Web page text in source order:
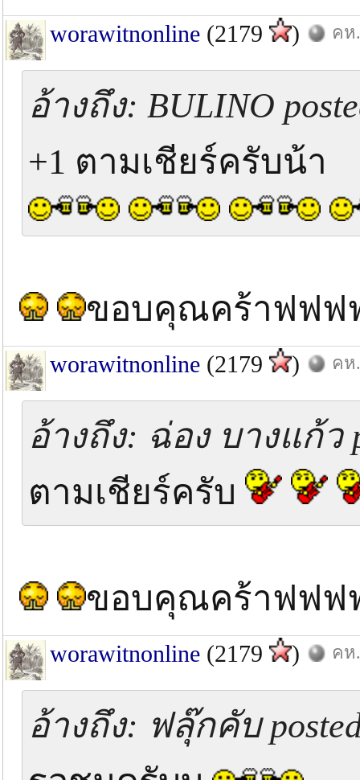
worawitnonline (2179 ) คห
อ้างถึง: BULINO
+1 ตามเชียร์ครับน้า
ขอบคุณคร้าฟฟ
worawitnonline (2179 ) คห
อ้างถึง: ฉ่อง บางแก้ว
ตามเชียร์ครับ
ขอบคุณคร้าฟฟ
worawitnonline (2179 ) คห
อ้างถึง: ฟลุ๊กคับ